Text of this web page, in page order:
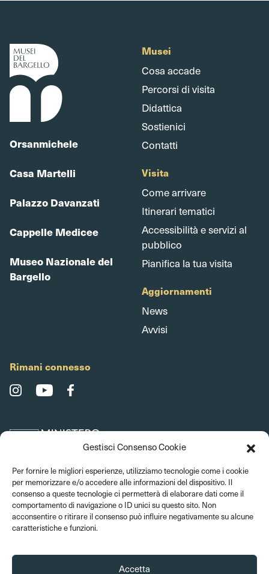
Gestisci Consenso Cookie
Per fornire le migliori esperienze, utilizziamo tecnologie come i cookie
per memorizzare e/o accedere alle informazioni del dispositivo. Il
consenso a queste tecnologie ci permetterà di elaborare dati come il
comportamento di navigazione o ID unici su questo sito. Non
acconsentire o ritirare il consenso può influire negativamente su alcune
caratteristiche e funzioni.
Accetta
Orsanmichele
Casa Martelli
Palazzo Davanzati
Cappelle Medicee
Museo Nazionale del
Bargello
Musei
Cosa accade
Percorsi di visita
Didattica
Sostienici
Contatti
Visita
Come arrivare
Itinerari tematici
Accessibilità e servizi al
pubblico
Pianifica la tua visita
Aggiornamenti
News
Avvisi
Rimani connesso